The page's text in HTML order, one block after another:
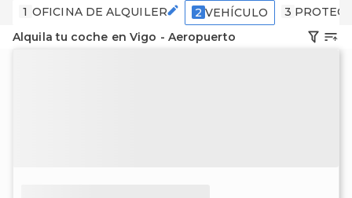
1 OFICINA DE ALQUILER 2 VEHÍCULO 3
Alquila tu coche en Vigo - Aeropuerto